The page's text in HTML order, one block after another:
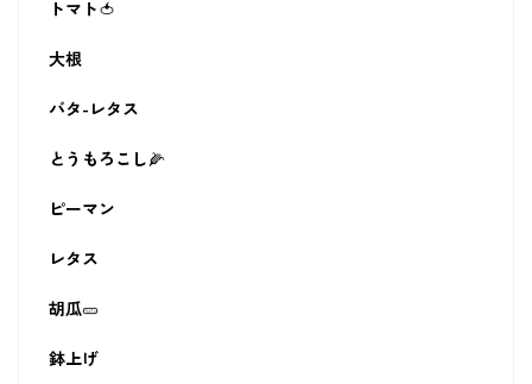
トマト🍅
大根
バタ-レタス
とうもろこし🌽
ピーマン
レタス
胡瓜🥒
鉢上げ